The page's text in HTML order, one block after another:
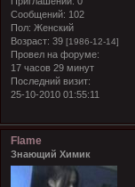
Сообщений: 102
Пол: Женский
Возраст: 39 [1986-12-14]
Провел на форуме:
17 часов 29 минут
Последний визит:
25-10-2010 01:55:11
Flame
Знающий Химик